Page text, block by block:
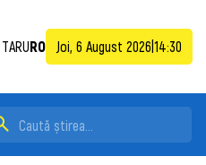
TARURO Joi, 6 August 2026 |14:31